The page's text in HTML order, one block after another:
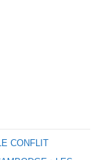
CONFLIT